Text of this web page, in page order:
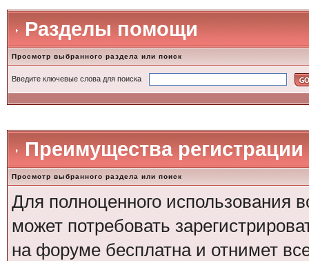
Разделы помощи
Просмотр выбранного раздела или поиск
Введите ключевые слова для поиска
Преимущества регистрации
Просмотр выбранного раздела или поиск
Для полноценного использования
может потребовать
на форуме бесплатна и отнимет